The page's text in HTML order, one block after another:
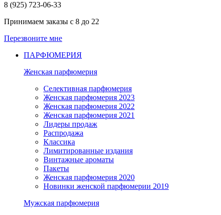
8 (925) 723-06-33
Принимаем заказы с 8 до 22
Перезвоните мне
ПАРФЮМЕРИЯ
Женская парфюмерия
Селективная парфюмерия
Женская парфюмерия 2023
Женская парфюмерия 2022
Женская парфюмерия 2021
Лидеры продаж
Распродажа
Классика
Лимитированные издания
Винтажные ароматы
Пакеты
Женская парфюмерия 2020
Новинки женской парфюмерии 2019
Мужская парфюмерия